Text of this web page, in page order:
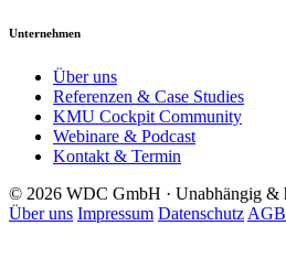
Unternehmen
Über uns
Referenzen & Case Studies
KMU Cockpit Community
Webinare & Podcast
Kontakt & Termin
© 2026 WDC GmbH · Unabhängig &
Über uns Impressum Datenschutz AGB